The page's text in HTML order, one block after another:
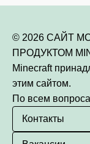
© 2026 САЙТ
ПРОДУКТОМ
Minecraft
этим сайтом.
По всем
Контакты